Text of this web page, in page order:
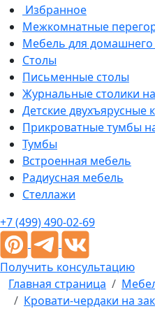
Избранное
Межкомнатные
Мебель для домашнего
Столы
Письменные столы
Журнальные столики на
Детские двухъярусные
Прикроватные тумбы
Тумбы
Встроенная мебель
Радиусная мебель
Стеллажи
+7 (499) 490-02-69
Получить консультацию
Главная страница
Кровати-чердаки на